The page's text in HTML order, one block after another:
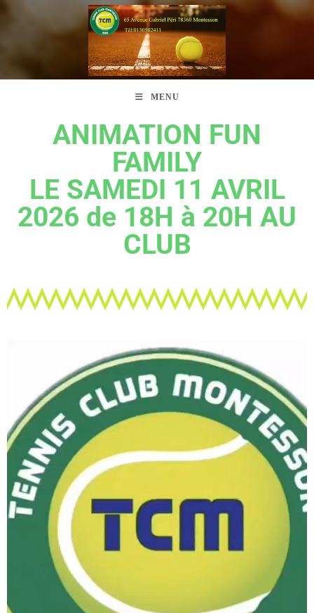
MENU
ANIMATION FUN
FAMILY
LE SAMEDI 11 AVRIL
2026 de 18H à 20H AU
CLUB